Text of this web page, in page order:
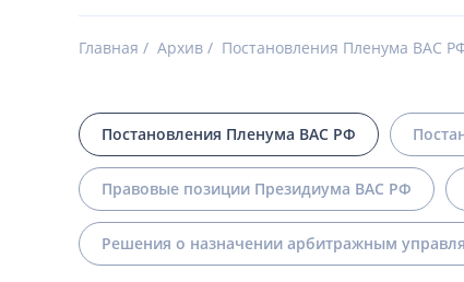
Главная Архив Постановления Пленума ВАС
Постановления Пленума ВАС РФ
Правовые позиции Президиума ВАС РФ
Решения о назначении арбитражным